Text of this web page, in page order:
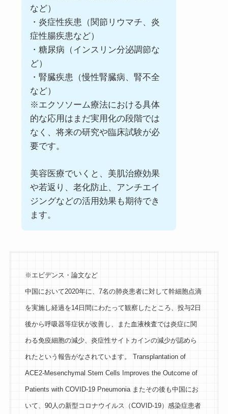
など）
・炎症性疾患（関節リウマチ、炎
症性腸疾患など）
・糖尿病（インスリン分泌調節な
ど）
・腎臓疾患（慢性腎臓病、腎不全
など）
※エクソソーム療法における具体
的な応用はまだ実用化の段階では
なく、将来の研究や臨床試験が必
要です。
美容医療でいくと、美肌治療効果
や若返り、老化防止、アンチエイ
ジングなどの活用効果も期待でき
ます。
※エビデンス・論文など
中国において2020年に、7名の肺炎患者に対して幹細胞点滴
を実施し経過を14日間にわたって観察したところ、投与2日
後から呼吸器等症状が改善し、また血液検査では炎症に関
わる免疫細胞の減少、炎症性サイトカインの減少が認めら
れたという報告がなされています。 Transplantation of
ACE2-Mesenchymal Stem Cells Improves the Outcome of
Patients with COVID-19 Pneumonia またその後も中国にお
いて、90人の新型コロナウイルス（COVID-19）感染症患者